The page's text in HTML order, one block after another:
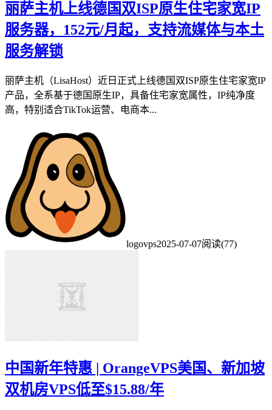
丽萨主机上线德国双ISP原生住宅家宽IP
服务器，152元/月起，支持流媒体与本土
服务解锁
丽萨主机（LisaHost）近日正式上线德国双ISP原生住宅家宽IP
产品，全系基于德国原生IP，具备住宅家宽属性，IP纯净度
高，特别适合TikTok运营、电商本...
logovps2025-07-07阅读(77)
中国新年特惠 | OrangeVPS美国、新加坡
双机房VPS低至$15.88/年